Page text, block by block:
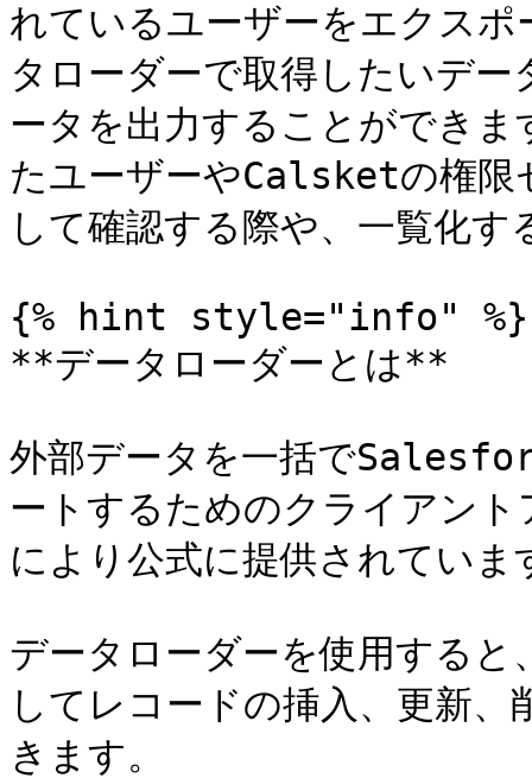
れているユーザーをエクス
タローダーで取得したいデ
ータを出力することができ
たユーザーやCalsketの権限
して確認する際や、一覧化
{% hint style="info" %}
**データローダーとは**
外部データを一括で
ートするためのクライアン
により公式に提供されていま
データローダーを使用する
してレコードの挿入、更新
きます。